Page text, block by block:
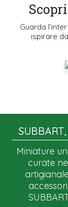
Guarda
ispirare
Miniature
curate